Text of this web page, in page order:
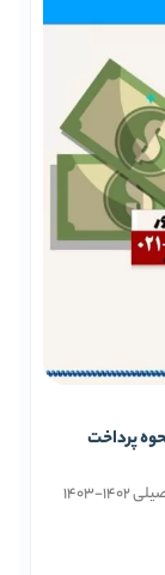
تو این مقاله شهریه مدارس نمونه دولتی توی سال تحصیلی 1402-1403